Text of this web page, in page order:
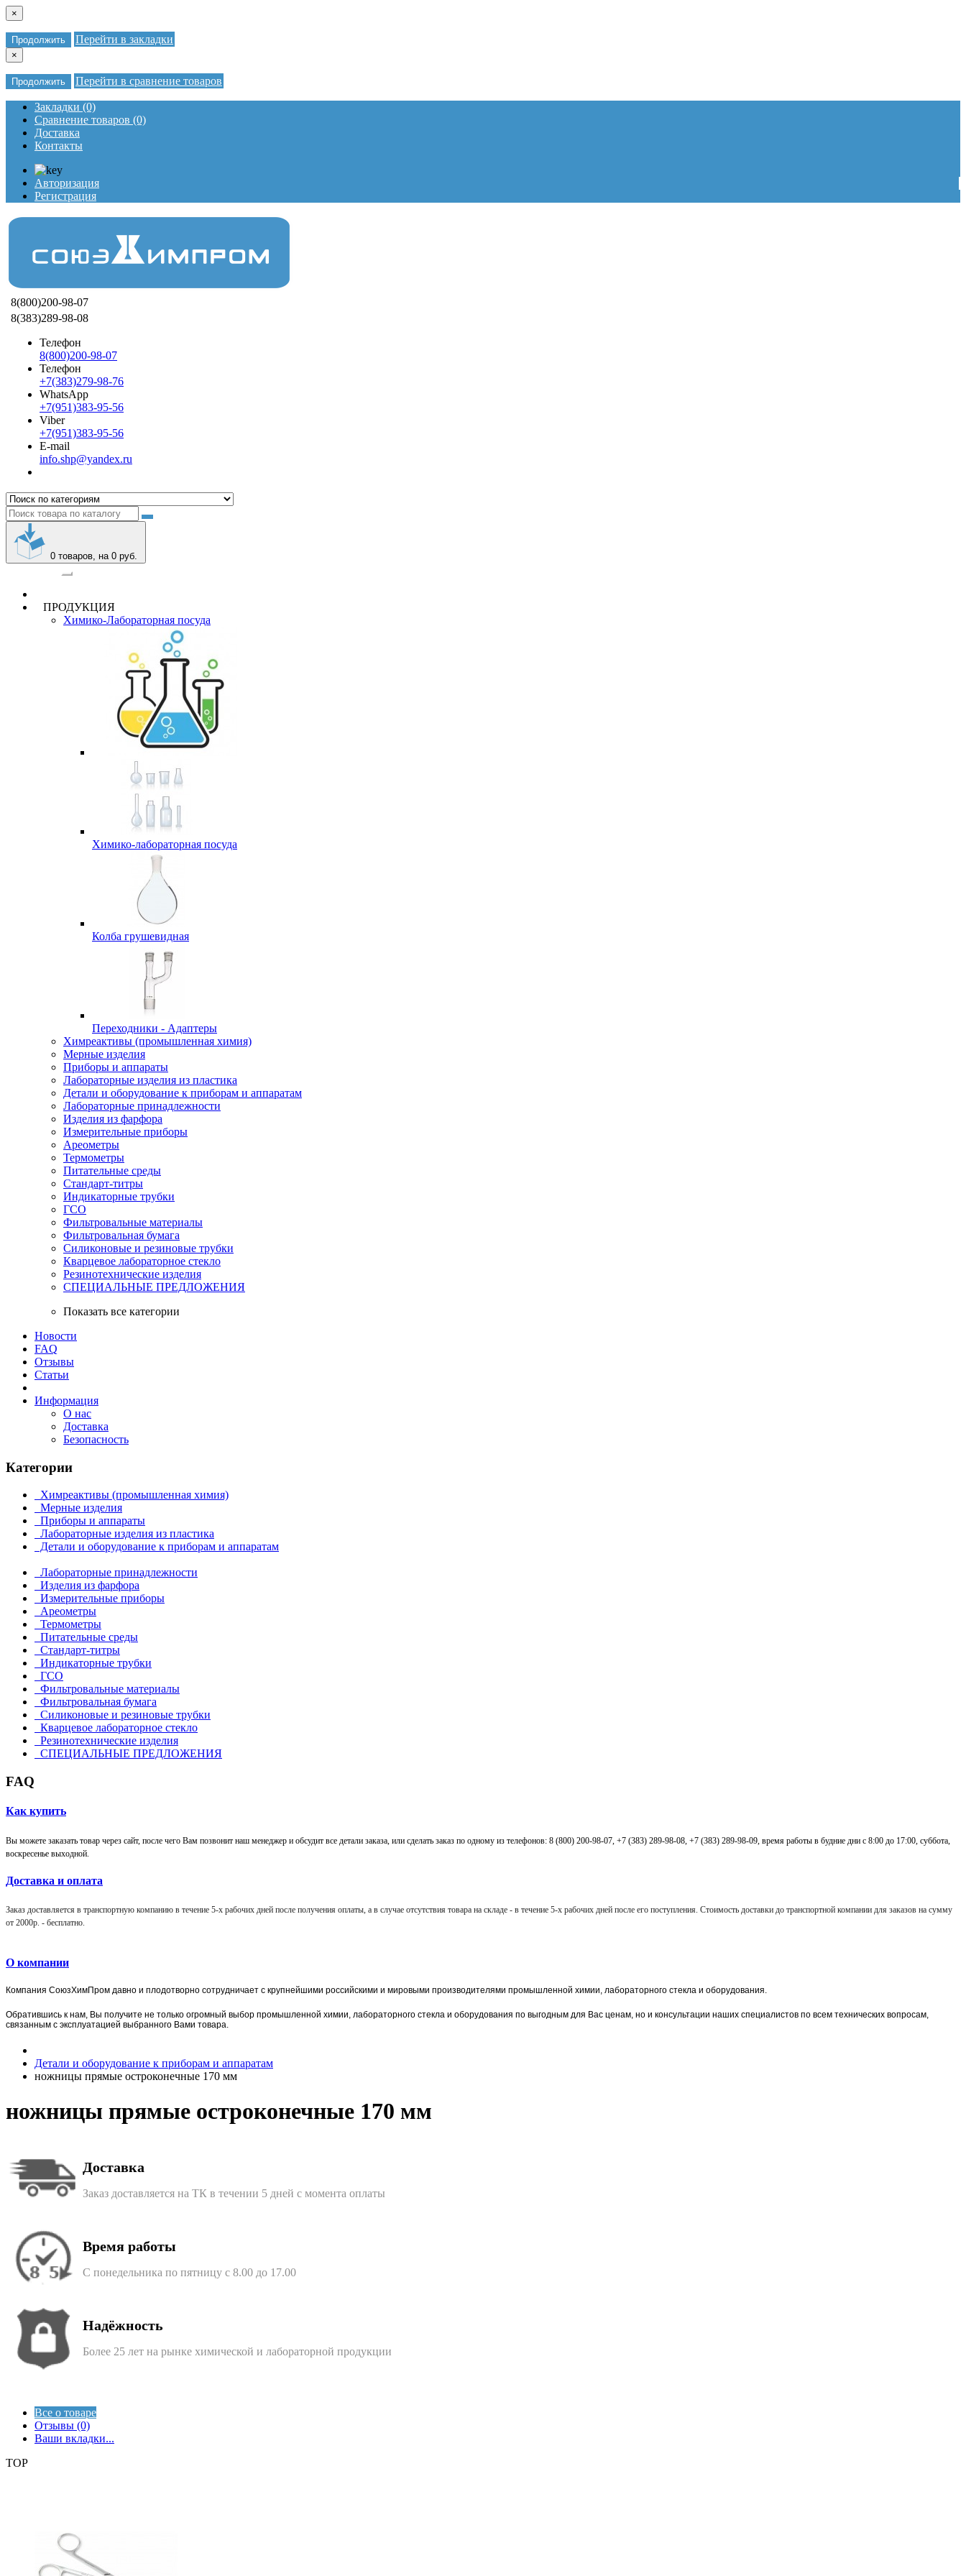
×
Продолжить Перейти в закладки
×
Продолжить Перейти в сравнение товаров
Закладки (0)
Сравнение товаров (0)
Доставка
Контакты
Авторизация
Регистрация
8(800)200-98-07
8(383)289-98-08
Телефон
8(800)200-98-07
Телефон
+7(383)279-98-76
WhatsApp
+7(951)383-95-56
Viber
+7(951)383-95-56
E-mail
info.shp@yandex.ru
0 товаров, на 0 руб.
ПРОДУКЦИЯ
Химико-Лабораторная посуда
Химико-лабораторная посуда
Колба грушевидная
Переходники - Адаптеры
Химреактивы (промышленная химия)
Мерные изделия
Приборы и аппараты
Лабораторные изделия из пластика
Детали и оборудование к приборам и аппаратам
Лабораторные принадлежности
Изделия из фарфора
Измерительные приборы
Ареометры
Термометры
Питательные среды
Стандарт-титры
Индикаторные трубки
ГСО
Фильтровальные материалы
Фильтровальная бумага
Силиконовые и резиновые трубки
Кварцевое лабораторное стекло
Резинотехнические изделия
СПЕЦИАЛЬНЫЕ ПРЕДЛОЖЕНИЯ
Показать все категории
Новости
FAQ
Отзывы
Статьи
Информация
О нас
Доставка
Безопасность
Категории
Химреактивы (промышленная химия)
Мерные изделия
Приборы и аппараты
Лабораторные изделия из пластика
Детали и оборудование к приборам и аппаратам
Лабораторные принадлежности
Изделия из фарфора
Измерительные приборы
Ареометры
Термометры
Питательные среды
Стандарт-титры
Индикаторные трубки
ГСО
Фильтровальные материалы
Фильтровальная бумага
Силиконовые и резиновые трубки
Кварцевое лабораторное стекло
Резинотехнические изделия
СПЕЦИАЛЬНЫЕ ПРЕДЛОЖЕНИЯ
FAQ
Как купить
Вы можете заказать товар через сайт, после чего Вам позвонит наш менеджер и обсудит все детали заказа, или сделать заказ по одному из телефонов: 8 (800) 200-98-07, +7 (383) 289-98-08, +7 (383) 289-98-09, время работы в будние дни с 8:00 до 17:00, суббота,
воскресенье выходной.
Доставка и оплата
Заказ доставляется в транспортную компанию в течение 5-х рабочих дней после получения оплаты, а в случае отсутствия товара на складе - в течение 5-х рабочих дней после его поступления. Стоимость доставки до транспортной компании для заказов на сумму
от 2000р. - бесплатно.
О компании
Компания СоюзХимПром давно и плодотворно сотрудничает с крупнейшими российскими и мировыми производителями промышленной химии, лабораторного стекла и оборудования.
Обратившись к нам, Вы получите не только огромный выбор промышленной химии, лабораторного стекла и оборудования по выгодным для Вас ценам, но и консультации наших специалистов по всем технических вопросам,
связанным с эксплуатацией выбранного Вами товара.
Детали и оборудование к приборам и аппаратам
ножницы прямые остроконечные 170 мм
ножницы прямые остроконечные 170 мм
Доставка
Заказ доставляется на ТК в течении 5 дней с момента оплаты
Время работы
С понедельника по пятницу с 8.00 до 17.00
Надёжность
Более 25 лет на рынке химической и лабораторной продукции
Все о товаре
Отзывы (0)
Ваши вкладки...
TOP